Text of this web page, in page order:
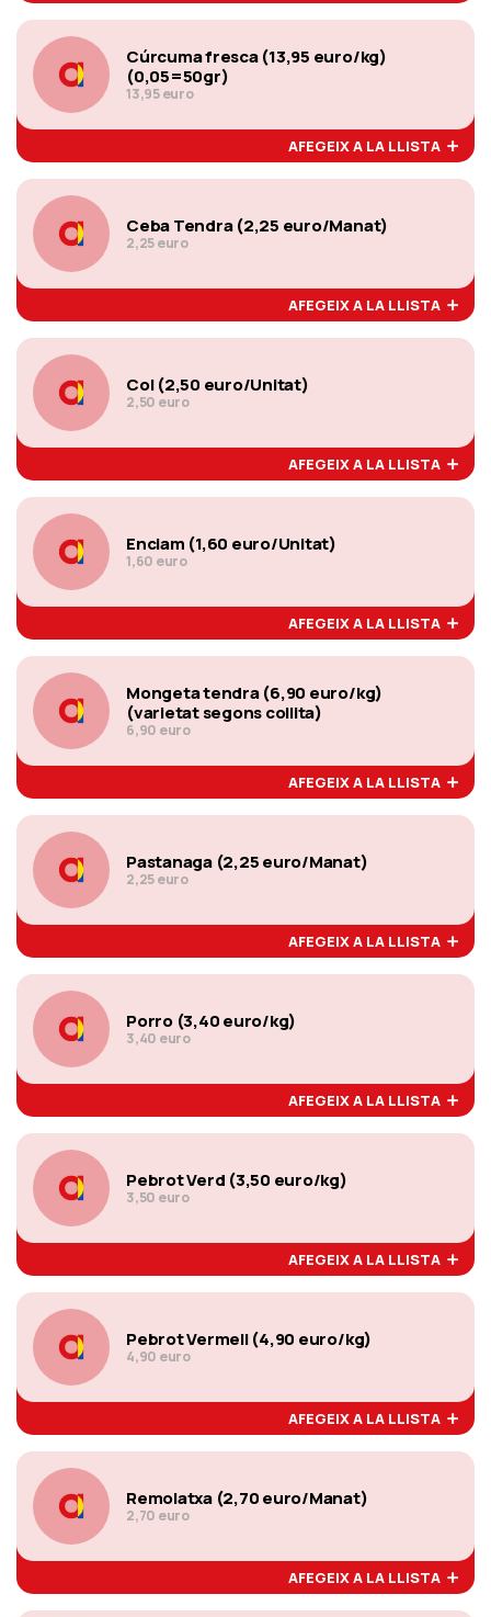
Cúrcuma fresca (13,95 euro/kg)
(0,05=50gr)
13,95 euro
AFEGEIX A LA LLISTA
Ceba Tendra (2,25 euro/Manat)
2,25 euro
AFEGEIX A LA LLISTA
Col (2,50 euro/Unitat)
2,50 euro
AFEGEIX A LA LLISTA
Enciam (1,60 euro/Unitat)
1,60 euro
AFEGEIX A LA LLISTA
Mongeta tendra (6,90 euro/kg)
(varietat segons collita)
6,90 euro
AFEGEIX A LA LLISTA
Pastanaga (2,25 euro/Manat)
2,25 euro
AFEGEIX A LA LLISTA
Porro (3,40 euro/kg)
3,40 euro
AFEGEIX A LA LLISTA
Pebrot Verd (3,50 euro/kg)
3,50 euro
AFEGEIX A LA LLISTA
Pebrot Vermell (4,90 euro/kg)
4,90 euro
AFEGEIX A LA LLISTA
Remolatxa (2,70 euro/Manat)
2,70 euro
AFEGEIX A LA LLISTA